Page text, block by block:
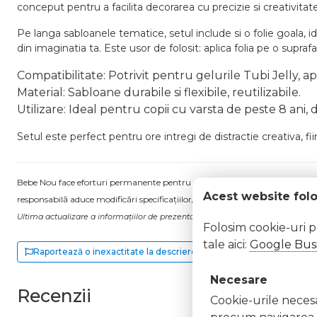
conceput pentru a facilita decorarea cu precizie si
Pe langa sabloanele tematice, setul include si o folie goala,
din imaginatia ta. Este usor de folosit: aplica folia pe o
Compatibilitate: Potrivit pentru gelurile Tubi Jelly,
Material: Sabloane durabile si flexibile, reutilizabile.
Utilizare: Ideal pentru copii cu varsta de peste 8 ani,
Setul este perfect pentru ore intregi de distractie creativa,
Bebe Nou face eforturi permanente pentru a păstra informațiile
responsabilă aduce modificări specificațiilor/etichetei acestuia, fără a ne
Ultima actualizare a informațiilor de prezentare pentru Set 6 Sabloane
Raportează o inexactitate la descriere
Recenzii
Acest website
Folosim cookie-uri
tale aici: Google
Necesare
Cookie-urile